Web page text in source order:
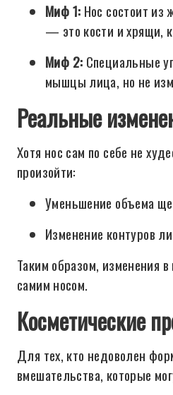
Миф 1: Нос состоит из
— это кости и хрящи,
Миф 2: Специальные
мышцы лица, но не
Реальные
Хотя нос сам по себе не
произойти:
Уменьшение объема
Изменение контуров
Таким образом, изменения
самим носом.
Косметические
Для тех, кто недоволен
вмешательства, которые